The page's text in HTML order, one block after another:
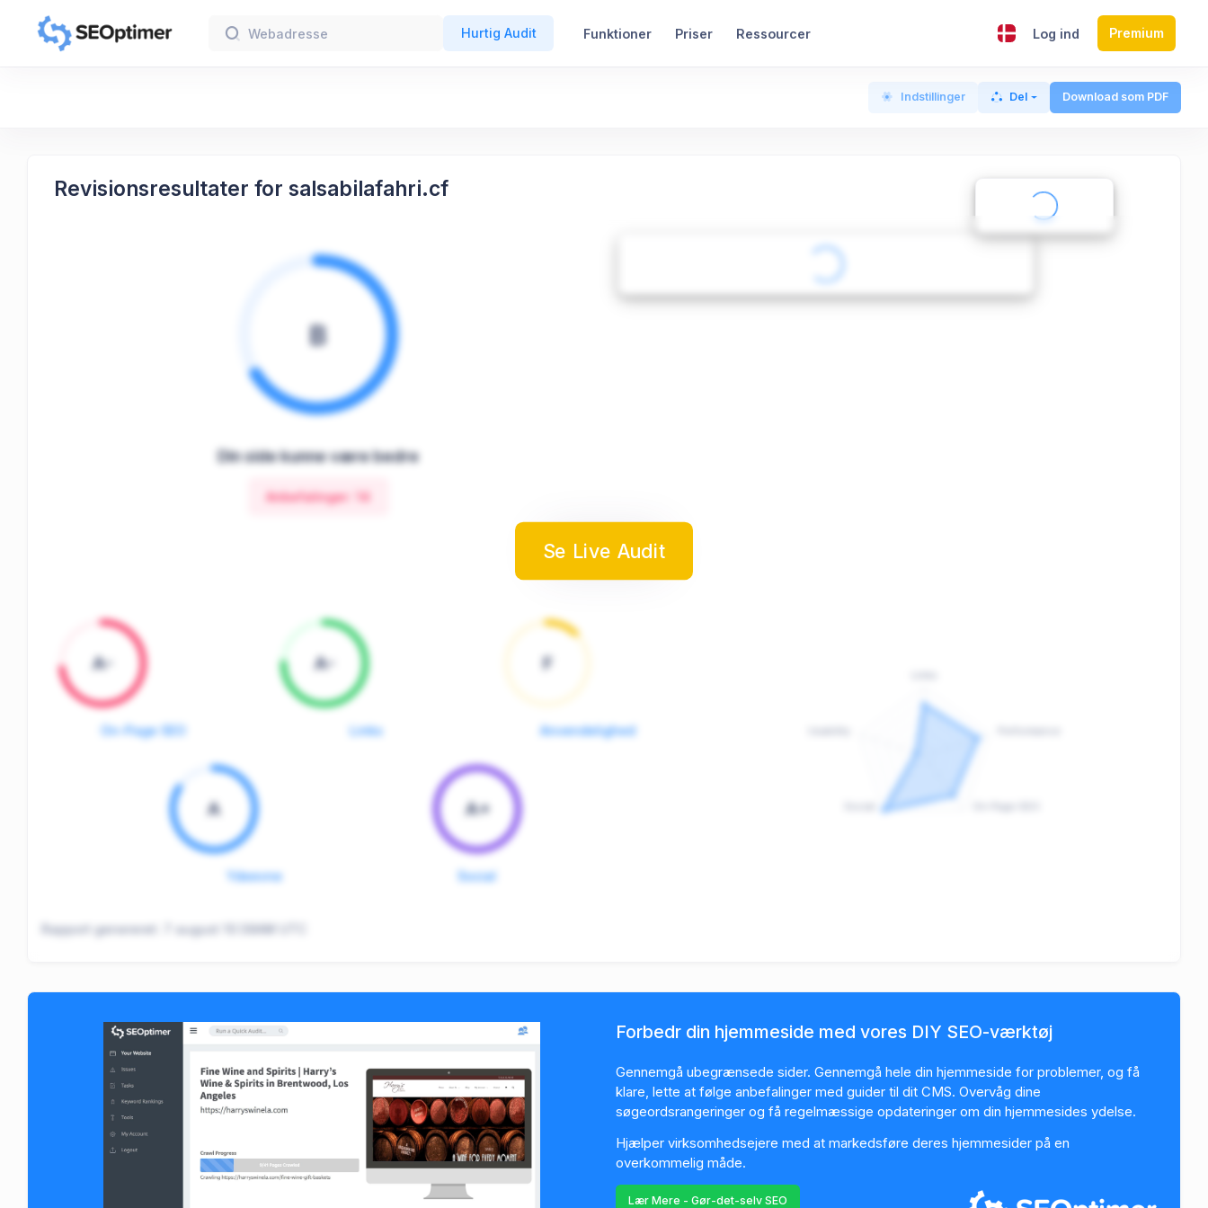
Hurtig Audit Funktioner Priser Ressourcer Log ind Premium
Indstillinger Del Download som PDF
Revisionsresultater for salsabilafahri.cf
B
Din side kunne være bedre
Anbefalinger: 14
A-
On-Page SEO
A-
Links
F
Anvendelighed
A
Ydeevne
A+
Social
: F
Rapport genereret: 7 august 10:38AM UTC
Se Live Audit
Forbedr din hjemmeside med vores DIY SEO-værktøj
Gennemgå ubegrænsede sider. Gennemgå hele din hjemmeside for problemer, og få
klare, lette at følge anbefalinger med guider til dit CMS. Overvåg dine
søgeordsrangeringer og få regelmæssige opdateringer om din hjemmesides ydelse.
Hjælper virksomhedsejere med at markedsføre deres hjemmesider på en
overkommelig måde.
Lær Mere - Gør-det-selv SEO